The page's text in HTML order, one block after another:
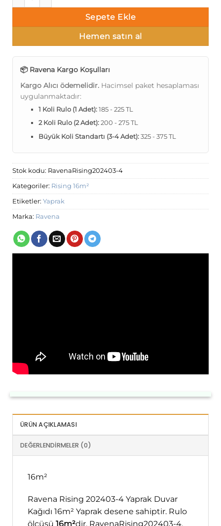
Sepete Ekle
Hemen satın al
📦 Ravena Kargo Koşulları
Kargo Alıcı ödemelidir. Hacimsel paket hesaplaması
uygulanmaktadır:
1 Koli Rulo (1 Adet):185 - 225 TL
2 Koli Rulo (2 Adet):200 - 275 TL
Büyük Koli Standartı (3-4 Adet):325 - 375 TL
Stok kodu: RavenaRising202403-4
Kategoriler: Rising 16m²
Etiketler: Yaprak
Marka: Ravena
ÜRÜN AÇIKLAMASI
DEĞERLENDIRMELER (0)
16m²
Ravena Rising 202403-4 Yaprak Duvar
Kağıdı 16m² Yaprak desene sahiptir. Rulo
ölçüsü 16m²dir. RavenaRising202403-4,